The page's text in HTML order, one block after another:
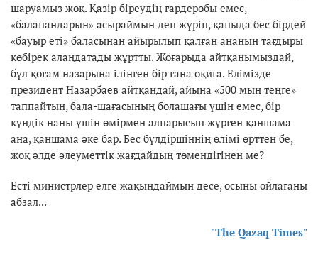
шаруамыз жоқ. Қазір біреудің гардеробы емес,
«балапандарын» асыраймын деп жүріп, қапыда бес бірдей
«бауыр еті» баласынан айырылып қалған ананың тағдыры
көбірек алаңдатады жұртты. Жоғарыда айтқанымыздай,
бұл қоғам назарына ілінген бір ғана оқиға. Елімізде
президент Назарбаев айтқандай, айына «500 мың теңге»
таппайтын, бала-шағасының болашағы үшін емес, бір
күндік наны үшін өмірмен алпарысып жүрген қаншама
ана, қаншама әке бар. Бес бүлдіршіннің өлімі өрттен бе,
жоқ әлде әлеуметтік жағдайдың төмендігінен ме?
Есті министрлер елге жақындаймын десе, осыны ойлағаны
абзал...
"The Qazaq Times"